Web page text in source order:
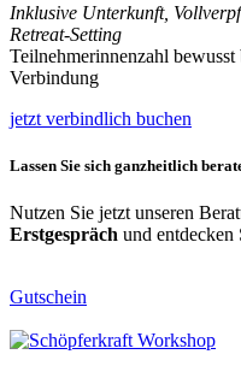
Inklusive Unterkunft,
Retreat-Setting
Teilnehmerinnenzahl
Verbindung
jetzt verbindlich buchen
Lassen Sie sich ganzheitlich
Nutzen Sie jetzt unseren
Erstgespräch und
Gutschein